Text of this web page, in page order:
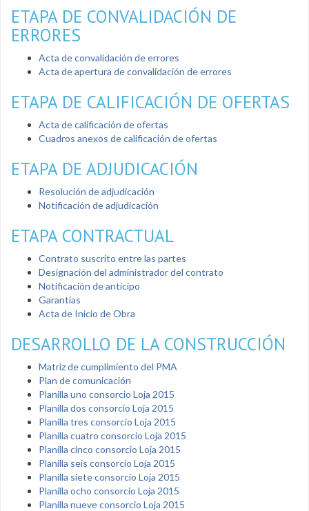
ETAPA DE CONVALIDACIÓN DE
ERRORES
Acta de convalidación de errores
Acta de apertura de convalidación de errores
ETAPA DE CALIFICACIÓN DE OFERTAS
Acta de calificación de ofertas
Cuadros anexos de calificación de ofertas
ETAPA DE ADJUDICACIÓN
Resolución de adjudicación
Notificación de adjudicación
ETAPA CONTRACTUAL
Contrato suscrito entre las partes
Designación del administrador del contrato
Notificación de anticipo
Garantías
Acta de Inicio de Obra
DESARROLLO DE LA CONSTRUCCIÓN
Matriz de cumplimiento del PMA
Plan de comunicación
Planilla uno consorcio Loja 2015
Planilla dos consorcio Loja 2015
Planilla tres consorcio Loja 2015
Planilla cuatro consorcio Loja 2015
Planilla cinco consorcio Loja 2015
Planilla seis consorcio Loja 2015
Planilla siete consorcio Loja 2015
Planilla ocho consorcio Loja 2015
Planilla nueve consorcio Loja 2015